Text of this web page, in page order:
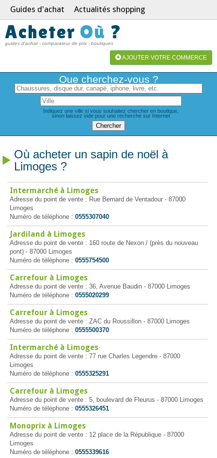
Guides d'achat Actualités shopping
Acheter Où ?
guides d'achat - comparateur de prix - boutiques
AJOUTER VOTRE COMMERCE
Que cherchez-vous ?
Indiquez une ville si vous souhaitez chercher en boutique,
sinon laissez vide pour une recherche sur Internet
Où acheter un sapin de noël à
Limoges ?
Intermarché à Limoges
Adresse du point de vente : Rue Bernard de Ventadour - 87000
Limoges
Numéro de téléphone : 0555307040
Jardiland à Limoges
Adresse du point de vente : 160 route de Nexon / (près du nouveau
pont) - 87000 Limoges
Numéro de téléphone : 0555754500
Carrefour à Limoges
Adresse du point de vente : 36, Avenue Baudin - 87000 Limoges
Numéro de téléphone : 0555020299
Carrefour à Limoges
Adresse du point de vente : ZAC du Roussillon - 87000 Limoges
Numéro de téléphone : 0555500370
Intermarché à Limoges
Adresse du point de vente : 77 rue Charles Legendre - 87000
Limoges
Numéro de téléphone : 0555325291
Carrefour à Limoges
Adresse du point de vente : 5, boulevard de Fleurus - 87000 Limoges
Numéro de téléphone : 0555326451
Monoprix à Limoges
Adresse du point de vente : 12 place de la République - 87000
Limoges
Numéro de téléphone : 0555339616